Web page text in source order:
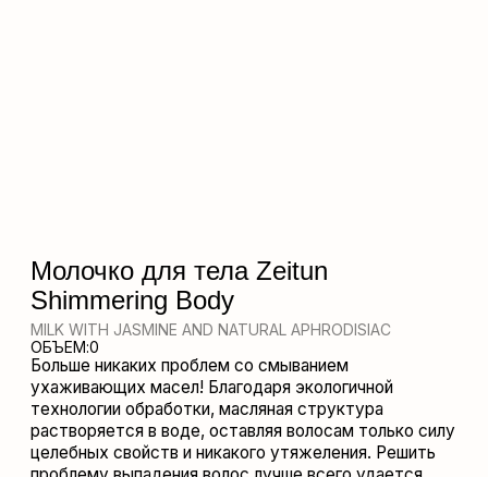
выбрав из них самые действенные, мы получили
средство, равного которому вы никогда раньше не
пробовали. В Легкосмываемом масле Zeitun "Борьба
с выпадением волос" собран целебный букет из
масел черного тмина, гар-гира, репейного масла и
экстракта хельбы, которые действуют
целенаправленно, избавляя от недуга и возвращая
вам красоту густых локонов.
ГДЕ КУПИТЬ